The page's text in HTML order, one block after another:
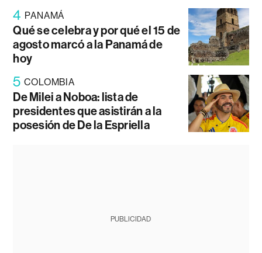
4 PANAMÁ
Qué se celebra y por qué el 15 de
agosto marcó a la Panamá de
hoy
5 COLOMBIA
De Milei a Noboa: lista de
presidentes que asistirán a la
posesión de De la Espriella
PUBLICIDAD